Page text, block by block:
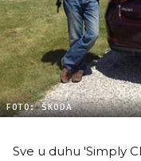
FOTO: ŠKODA
Sve u duhu 'Simply